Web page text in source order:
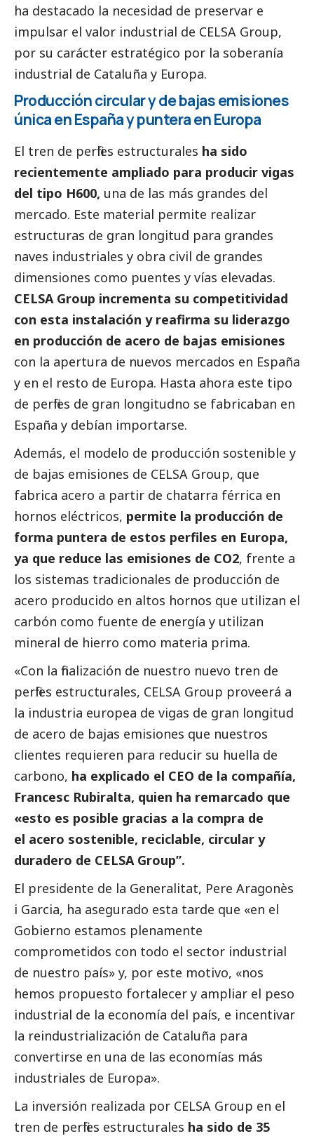
ha destacado la necesidad de preservar e
impulsar el valor industrial de CELSA Group,
por su carácter estratégico por la soberanía
industrial de Cataluña y Europa.
Producción circular y de bajas emisiones
única en España y puntera en Europa
El tren de perfiles estructurales ha sido
recientemente ampliado para producir vigas
del tipo H600, una de las más grandes del
mercado. Este material permite realizar
estructuras de gran longitud para grandes
naves industriales y obra civil de grandes
dimensiones como puentes y vías elevadas.
CELSA Group incrementa su competitividad
con esta instalación y reafirma su liderazgo
en producción de acero de bajas emisiones
con la apertura de nuevos mercados en España
y en el resto de Europa. Hasta ahora este tipo
de perfiles de gran longitudno se fabricaban en
España y debían importarse.
Además, el modelo de producción sostenible y
de bajas emisiones de CELSA Group, que
fabrica acero a partir de chatarra férrica en
hornos eléctricos, permite la producción de
forma puntera de estos perfiles en Europa,
ya que reduce las emisiones de CO2, frente a
los sistemas tradicionales de producción de
acero producido en altos hornos que utilizan el
carbón como fuente de energía y utilizan
mineral de hierro como materia prima.
«Con la finalización de nuestro nuevo tren de
perfiles estructurales, CELSA Group proveerá a
la industria europea de vigas de gran longitud
de acero de bajas emisiones que nuestros
clientes requieren para reducir su huella de
carbono, ha explicado el CEO de la compañía,
Francesc Rubiralta, quien ha remarcado que
«esto es posible gracias a la compra de
el acero sostenible, reciclable, circular y
duradero de CELSA Group”.
El presidente de la Generalitat, Pere Aragonès
i Garcia, ha asegurado esta tarde que «en el
Gobierno estamos plenamente
comprometidos con todo el sector industrial
de nuestro país» y, por este motivo, «nos
hemos propuesto fortalecer y ampliar el peso
industrial de la economía del país, e incentivar
la reindustrialización de Cataluña para
convertirse en una de las economías más
industriales de Europa».
La inversión realizada por CELSA Group en el
tren de perfiles estructurales ha sido de 35